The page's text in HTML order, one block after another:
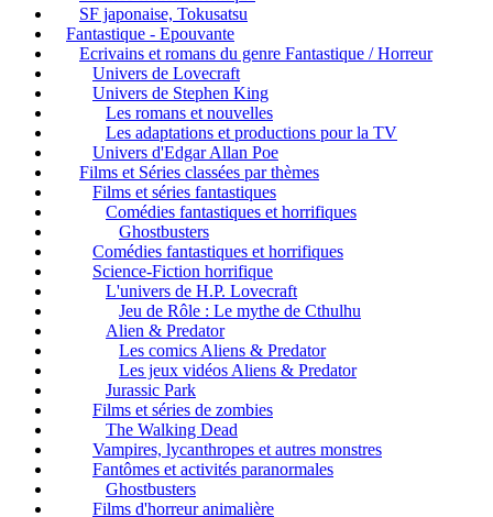
SF japonaise, Tokusatsu
Fantastique - Epouvante
Ecrivains et romans du genre Fantastique / Horreur
Univers de Lovecraft
Univers de Stephen King
Les romans et nouvelles
Les adaptations et productions pour la TV
Univers d'Edgar Allan Poe
Films et Séries classées par thèmes
Films et séries fantastiques
Comédies fantastiques et horrifiques
Ghostbusters
Comédies fantastiques et horrifiques
Science-Fiction horrifique
L'univers de H.P. Lovecraft
Jeu de Rôle : Le mythe de Cthulhu
Alien & Predator
Les comics Aliens & Predator
Les jeux vidéos Aliens & Predator
Jurassic Park
Films et séries de zombies
The Walking Dead
Vampires, lycanthropes et autres monstres
Fantômes et activités paranormales
Ghostbusters
Films d'horreur animalière